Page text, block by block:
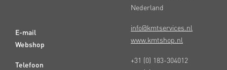
E-mail
Webshop
Telefoon
Nederland
info@kmtservices.nl
www.kmtshop.nl
+31 (0) 183-304012